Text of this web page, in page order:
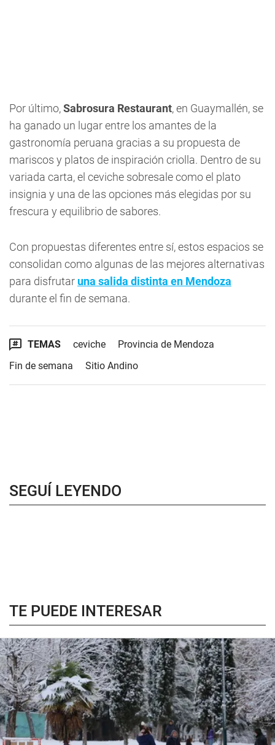
Por último,Sabrosura Restaurant, en Guaymallén, se
ha ganado un lugar entre los amantes de la
gastronomía peruana gracias a su propuesta de
mariscos y platos de inspiración criolla. Dentro de su
variada carta, el ceviche sobresale como el plato
insignia y una de las opciones más elegidas por su
frescura y equilibrio de sabores.
Con propuestas diferentes entre sí, estos espacios se
consolidan como algunas de las mejores alternativas
para disfrutar una salida distinta en Mendoza
durante el fin de semana.
TEMAS ceviche
Provincia de Mendoza
Fin de semana
Sitio Andino
SEGUÍ LEYENDO
TE PUEDE INTERESAR